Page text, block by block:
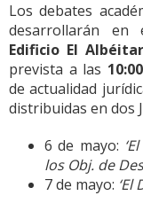
Los debates
desarrollarán en
Edificio El
prevista a las
de actualidad
distribuidas en dos
6 de mayo:
los Obj. de
7 de mayo: